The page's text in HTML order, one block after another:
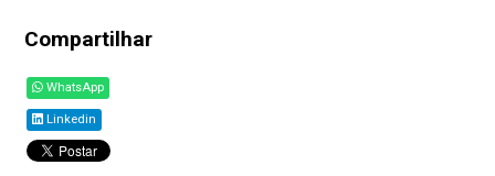
Compartilhar
WhatsApp
Linkedin